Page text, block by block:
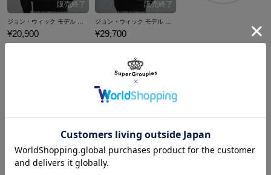
¥20,900 ¥29,700